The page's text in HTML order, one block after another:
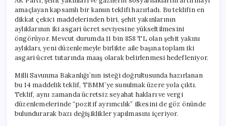
Asgari
Ücrete
Yükselebilir
için
amaçlayan kapsamlı bir kanun teklifi hazırladı. Bu teklifin en
dikkat çekici maddelerinden biri, şehit yakınlarının
aylıklarının iki asgari ücret seviyesine yükseltilmesini
öngörüyor. Mevcut durumda 11 bin 858 TL olan şehit yakını
aylıkları, yeni düzenlemeyle birlikte aile başına toplam iki
asgari ücret tutarında maaş olarak belirlenmesi hedefleniyor.
Milli Savunma Bakanlığı’nın isteği doğrultusunda hazırlanan
bu 14 maddelik teklif, TBMM’ye sunulmak üzere yola çıktı.
Teklif, aynı zamanda ücretsiz seyahat hakları ve vergi
düzenlemelerinde “pozitif ayrımcılık” ilkesini de göz önünde
bulundurarak bazı değişiklikler yapılmasını içeriyor.